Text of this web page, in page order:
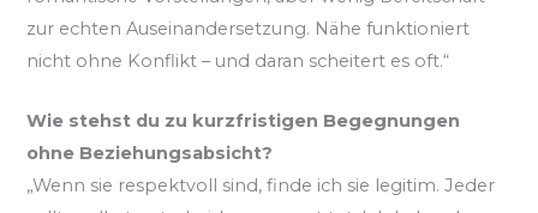
zur echten Auseinandersetzung. Nähe funktioniert
nicht ohne Konflikt – und daran scheitert es oft.“
Wie stehst du zu kurzfristigen Begegnungen
ohne Beziehungsabsicht?
„Wenn sie respektvoll sind, finde ich sie legitim. Jeder